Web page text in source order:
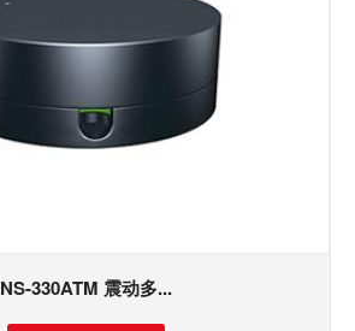
NS-330ATM 震动多...